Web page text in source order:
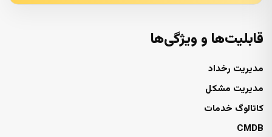
قابلیت‌ها و ویژگی‌ها
مدیریت رخداد
مدیریت مشکل
کاتالوگ خدمات
CMDB